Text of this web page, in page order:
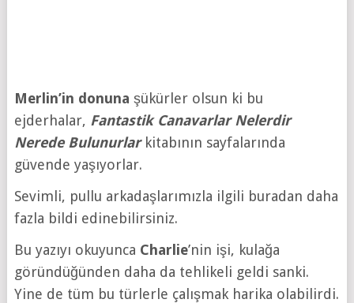
Merlin’in donuna şükürler olsun ki bu
ejderhalar, Fantastik Canavarlar Nelerdir
Nerede Bulunurlarkitabının sayfalarında
güvende yaşıyorlar.
Sevimli, pullu arkadaşlarımızla ilgili buradan daha
fazla bildi edinebilirsiniz.
Bu yazıyı okuyunca Charlie’nin işi, kulağa
göründüğünden daha da tehlikeli geldi sanki.
Yine de tüm bu türlerle çalışmak harika olabilirdi.